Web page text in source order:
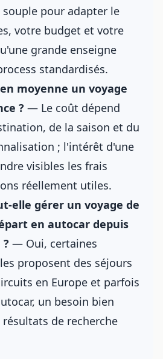
pour adapter le
votre budget et votre
grande enseigne
standardisés.
moyenne un voyage
? — Le coût dépend
de la saison et du
; l'intérêt d'une
visibles les frais
réellement utiles.
elle gérer un voyage de
en autocar depuis
— Oui, certaines
proposent des séjours
en Europe et parfois
un besoin bien
de recherche